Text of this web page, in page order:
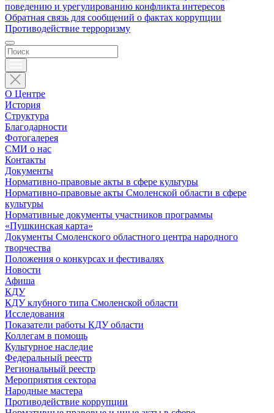
поведению и урегулированию конфликта интересов
Обратная связь для сообщений о фактах коррупции
Противодействие терроризму
О Центре
История
Структура
Благодарности
Фотогалерея
СМИ о нас
Контакты
Документы
Нормативно-правовые акты в сфере культуры
Нормативно-правовые акты Смоленской области в сфере
культуры
Нормативные документы участников программы
«Пушкинская карта»
Документы Смоленского областного центра народного
творчества
Положения о конкурсах и фестивалях
Новости
Афиша
КДУ
КДУ клубного типа Смоленской области
Исследования
Показатели работы КДУ области
Коллегам в помощь
Культурное наследие
Федеральный реестр
Региональный реестр
Мероприятия сектора
Народные мастера
Противодействие коррупции